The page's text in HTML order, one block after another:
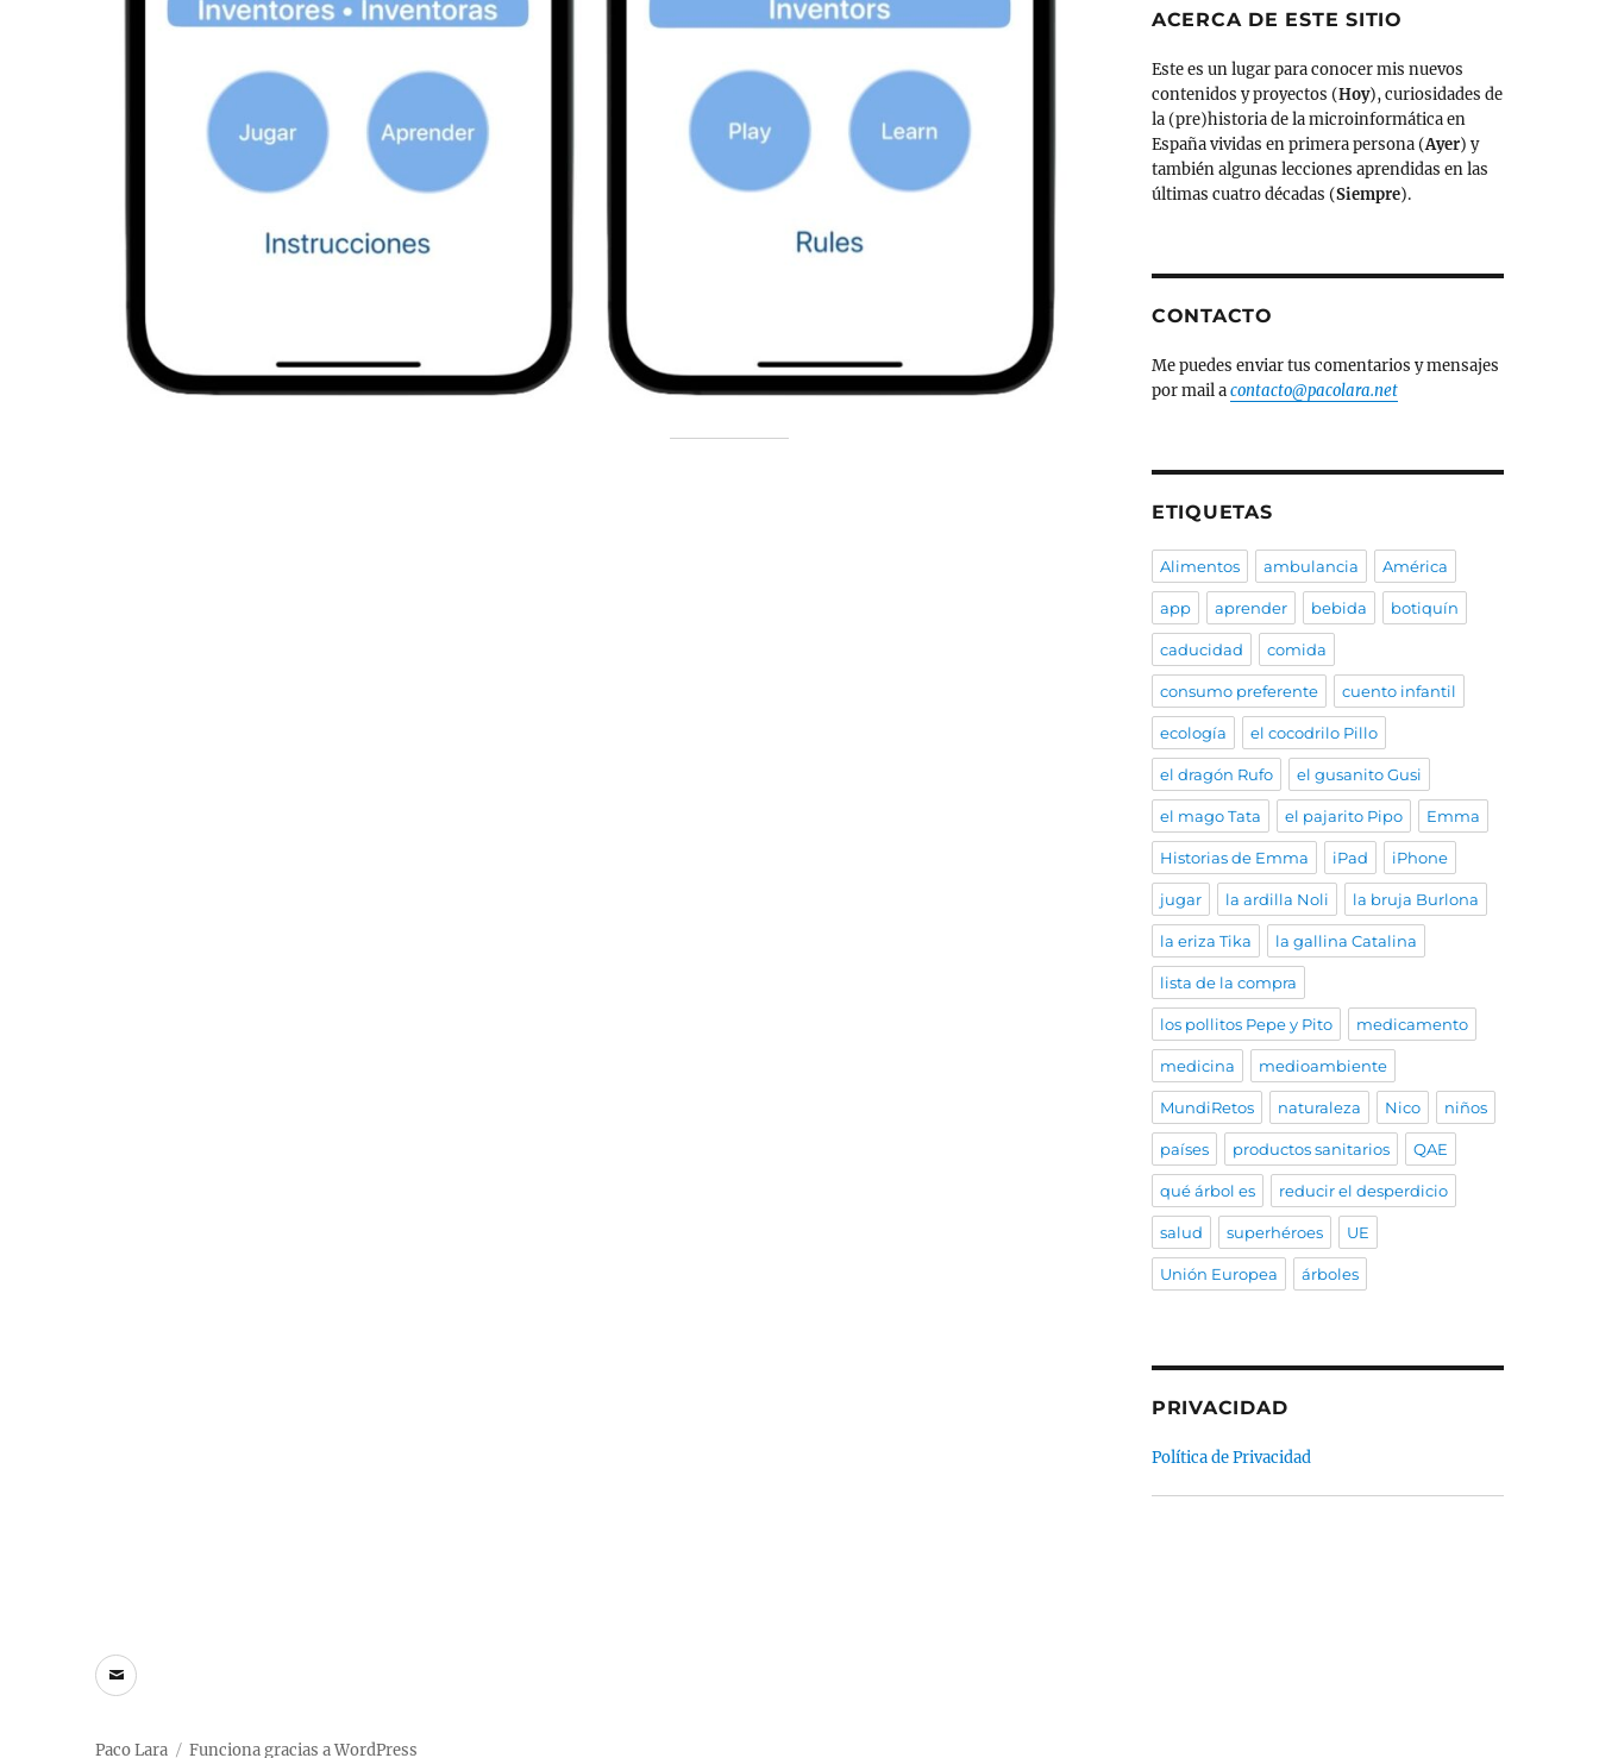
ACERCA DE ESTE SITIO
Este es un lugar para conocer mis nuevos
contenidos y proyectos (Hoy), curiosidades de
la (pre)historia de la microinformática en
España vividas en primera persona (Ayer) y
también algunas lecciones aprendidas en las
últimas cuatro décadas (Siempre).
CONTACTO
Me puedes enviar tus comentarios y mensajes
por mail acontacto@pacolara.net
ETIQUETAS
Alimentos ambulancia América
app aprender bebida botiquín
caducidad comida
consumo preferente cuento infantil
ecología el cocodrilo Pillo
el dragón Rufo el gusanito Gusi
el mago Tata el pajarito Pipo Emma
Historias de Emma iPad iPhone
jugar la ardilla Noli la bruja Burlona
la eriza Tika la gallina Catalina
lista de la compra
los pollitos Pepe y Pito medicamento
medicina medioambiente
MundiRetos naturaleza Nico niños
países productos sanitarios QAE
qué árbol es reducir el desperdicio
salud superhéroes UE
Unión Europea árboles
PRIVACIDAD
Política de Privacidad
Correo
Paco Lara Funciona gracias a WordPress